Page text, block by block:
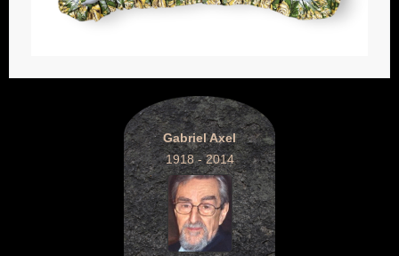
Gabriel Axel
1918 - 2014